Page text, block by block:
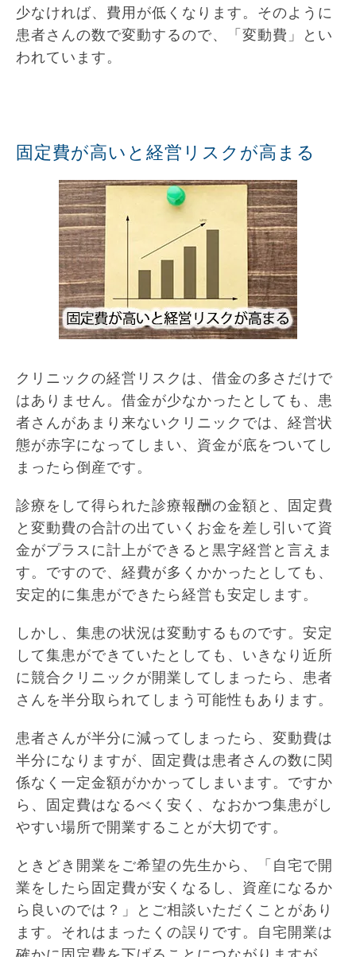
少なければ、費用が低くなります。そのように
患者さんの数で変動するので、「変動費」とい
われています。
固定費が高いと経営リスクが高まる
クリニックの経営リスクは、借金の多さだけで
はありません。借金が少なかったとしても、患
者さんがあまり来ないクリニックでは、経営状
態が赤字になってしまい、資金が底をついてし
まったら倒産です。
診療をして得られた診療報酬の金額と、固定費
と変動費の合計の出ていくお金を差し引いて資
金がプラスに計上ができると黒字経営と言えま
す。ですので、経費が多くかかったとしても、
安定的に集患ができたら経営も安定します。
しかし、集患の状況は変動するものです。安定
して集患ができていたとしても、いきなり近所
に競合クリニックが開業してしまったら、患者
さんを半分取られてしまう可能性もあります。
患者さんが半分に減ってしまったら、変動費は
半分になりますが、固定費は患者さんの数に関
係なく一定金額がかかってしまいます。ですか
ら、固定費はなるべく安く、なおかつ集患がし
やすい場所で開業することが大切です。
ときどき開業をご希望の先生から、「自宅で開
業をしたら固定費が安くなるし、資産になるか
ら良いのでは？」とご相談いただくことがあり
ます。それはまったくの誤りです。自宅開業は